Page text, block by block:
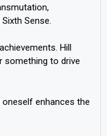
Sense.
Hill
something to drive
enhances the